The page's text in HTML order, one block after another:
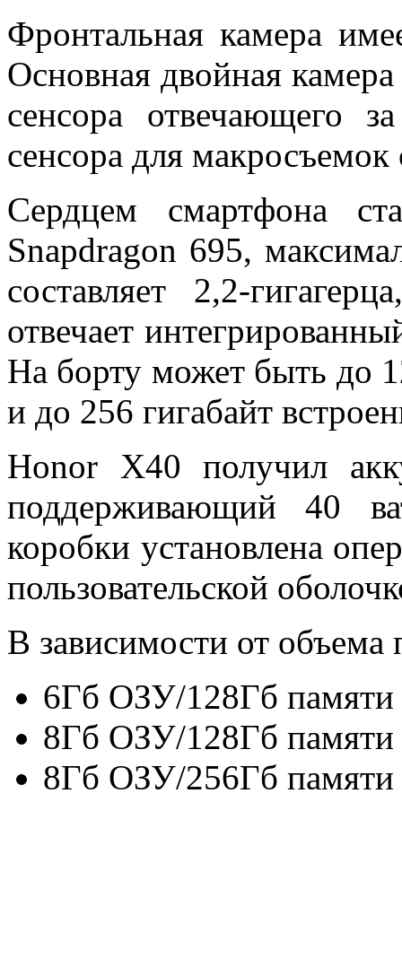
Фронтальная камера
Основная двойная
сенсора отвечающего
сенсора для макросъемок
Сердцем смартфона
Snapdragon 695,
составляет 2,2-
отвечает
На борту может быть до
и до 256 гигабайт
Honor X40 получил
поддерживающий 40
коробки установлена
пользовательской
В зависимости от
6Гб ОЗУ/128Гб
8Гб ОЗУ/128Гб
8Гб ОЗУ/256Гб памяти